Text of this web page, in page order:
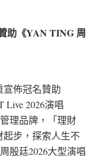
助《YAN TING 周
宣佈冠名贊助
Live 2026演唱
理品牌，「理財
起步，探索人生不
殷廷2026大型演唱